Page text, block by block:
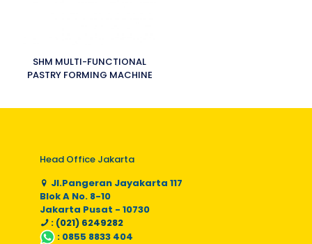
SHM MULTI-FUNCTIONAL
PASTRY FORMING MACHINE
Head Office Jakarta
Jl.Pangeran Jayakarta 117
Blok A No. 8-10
Jakarta Pusat - 10730
: (021) 6249282
: 0855 8833 404